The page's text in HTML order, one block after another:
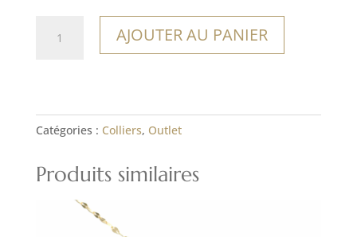
AJOUTER AU PANIER
Catégories : Colliers, Outlet
Produits similaires